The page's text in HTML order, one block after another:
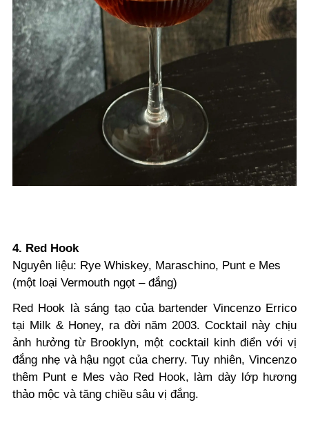
4. Red Hook
Nguyên liệu: Rye Whiskey, Maraschino, Punt e Mes
(một loại Vermouth ngọt – đắng)
Red Hook là sáng tạo của bartender Vincenzo Errico
tại Milk & Honey, ra đời năm 2003. Cocktail này chịu
ảnh hưởng từ Brooklyn, một cocktail kinh điển với vị
đắng nhẹ và hậu ngọt của cherry. Tuy nhiên, Vincenzo
thêm Punt e Mes vào Red Hook, làm dày lớp hương
thảo mộc và tăng chiều sâu vị đắng.